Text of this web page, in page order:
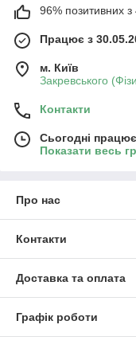
96% позитивних з
Працює з
м. Київ
Закревського
Контакти
Сьогодні
Показати весь
Про нас
Контакти
Доставка та оплата
Графік роботи